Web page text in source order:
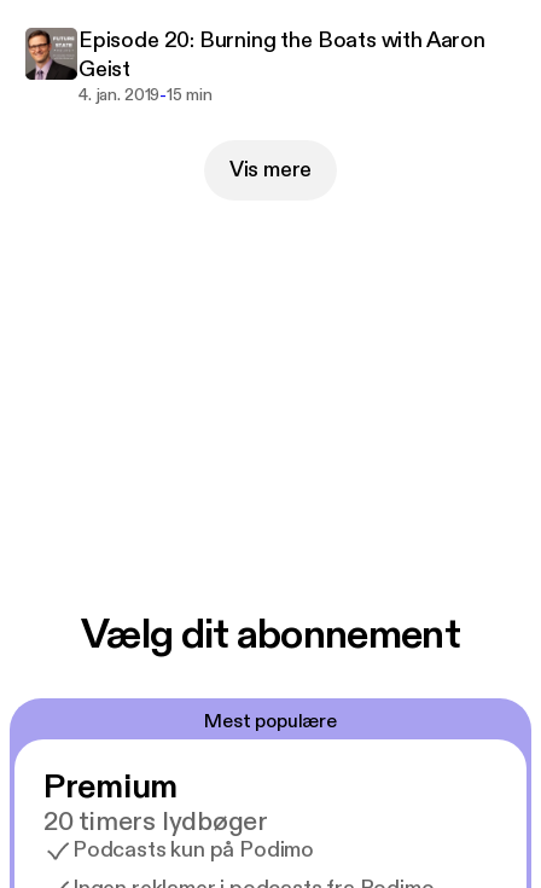
Episode 20: Burning the Boats with Aaron
Geist
4. jan. 2019-15 min
Vis mere
Vælg dit abonnement
Mest populære
Premium
20 timers lydbøger
Podcasts kun på Podimo